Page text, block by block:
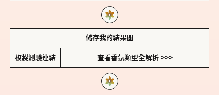
儲存我的結果圖
複製測驗連結 查看香氛類型全解析 >>>